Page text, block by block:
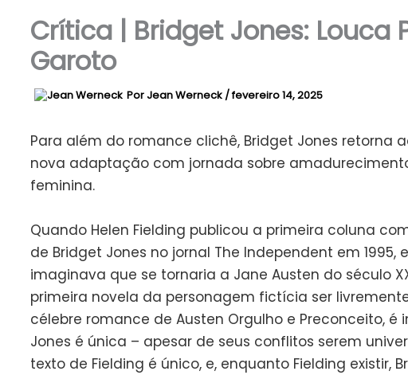
Crítica | Bridget Jones: Louca
Garoto
PorJean Werneck /fevereiro 14, 2025
Para além do romance clichê, Bridget Jones retorna
nova adaptação com jornada sobre
feminina.
Quando Helen Fielding publicou a primeira coluna
de Bridget Jones no jornal The Independent em 1995,
imaginava que se tornaria a Jane Austen do século
primeira novela da personagem fictícia ser
célebre romance de Austen Orgulho e Preconceito, é
Jones é única – apesar de seus conflitos serem
texto de Fielding é único, e, enquanto Fielding existir,